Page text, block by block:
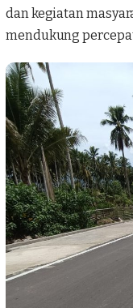
dan kegiatan
mendukung